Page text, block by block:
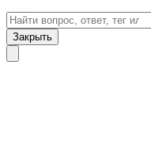
Закрыть